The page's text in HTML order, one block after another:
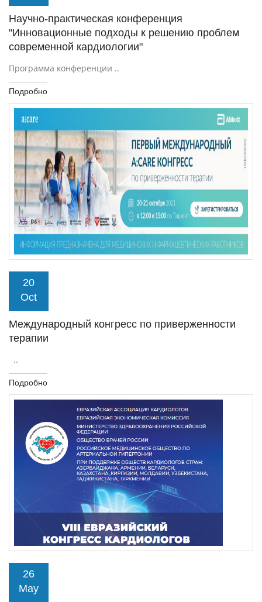
Научно-практическая конференция
"Инновационные подходы к решению проблем
современной кардиологии"
Программа конференции ..
Подробно
20
Oct
Международный конгресс по приверженности
терапии
..
Подробно
26
May